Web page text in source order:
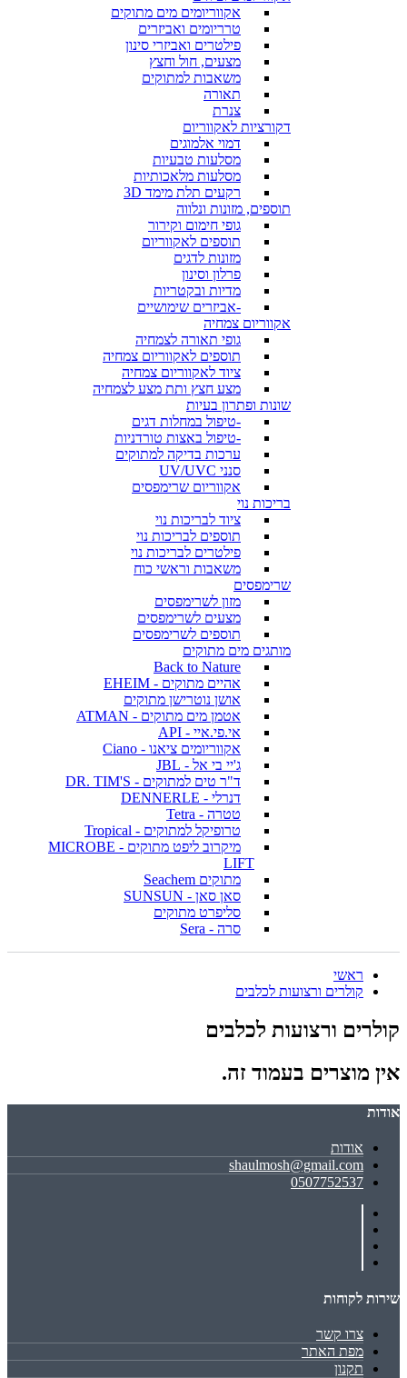
אקווריומים מים מתוקים
טרריומים ואביזרים
פילטרים ואביזרי סינון
מצעים, חול וחצץ
משאבות למתוקים
תאורה
צנרת
דקורציות לאקווריום
דמוי אלמוגים
מסלעות טבעיות
מסלעות מלאכותיות
רקעים תלת מימד 3D
תוספים, מזונות ונלווה
גופי חימום וקירור
תוספים לאקווריום
מזונות לדגים
פרלון וסינון
מדיות ובקטריות
-אביזרים שימושיים
אקווריום צמחיה
גופי תאורה לצמחיה
תוספים לאקווריום צמחיה
ציוד לאקווריום צמחיה
מצע חצץ ותת מצע לצמחיה
שונות ופתרון בעיות
-טיפול במחלות דגים
-טיפול באצות טורדניות
ערכות בדיקה למתוקים
סנני UV/UVC
אקווריום שרימפסים
בריכות נוי
ציוד לבריכות נוי
תוספים לבריכות נוי
פילטרים לבריכות נוי
משאבות וראשי כוח
שרימפסים
מזון לשרימפסים
מצעים לשרימפסים
תוספים לשרימפסים
מותגים מים מתוקים
Back to Nature
אהיים מתוקים - EHEIM
אושן נוטרישן מתוקים
אטמן מים מתוקים - ATMAN
אי.פי.איי - API
אקווריומים ציאנו - Ciano
ג'יי בי אל - JBL
ד"ר טים למתוקים - DR. TIM'S
דנרלי - DENNERLE
טטרה - Tetra
טרופיקל למתוקים - Tropical
מיקרוב ליפט מתוקים - MICROBE
LIFT
מתוקים Seachem
סאן סאן - SUNSUN
סליפרט מתוקים
סרה - Sera
ראשי
קולרים ורצועות לכלבים
קולרים ורצועות לכלבים
אין מוצרים בעמוד זה.
אודות
אודות
shaulmosh@gmail.com
0507752537
שירות לקוחות
צרו קשר
מפת האתר
תקנון